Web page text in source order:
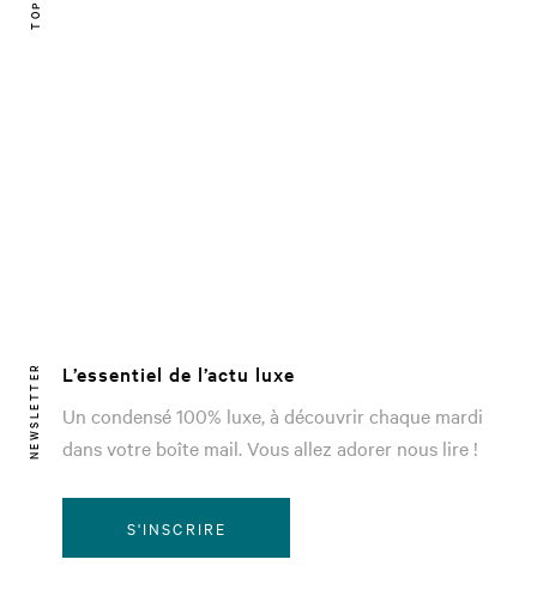
NEWSLETTER
L’essentiel de l’actu luxe
Un condensé 100% luxe, à découvrir chaque mardi
dans votre boîte mail. Vous allez adorer nous lire !
S'INSCRIRE